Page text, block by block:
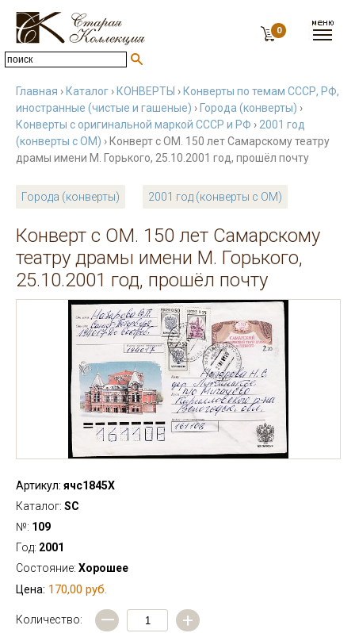
0
Главная › Каталог › КОНВЕРТЫ › Конверты по темам СССР, РФ,
иностранные (чистые и гашеные) › Города (конверты) ›
Конверты с оригинальной маркой СССР и РФ › 2001 год
(конверты с ОМ) › Конверт с ОМ. 150 лет Самарскому театру
драмы имени М. Горького, 25.10.2001 год, прошёл почту
Города (конверты) 2001 год (конверты с ОМ)
Конверт с ОМ. 150 лет Самарскому
театру драмы имени М. Горького,
25.10.2001 год, прошёл почту
Артикул: ячс1845Х
Каталог: SC
№: 109
Год: 2001
Состояние: Хорошее
Цена: 170,00 руб.
Количество:
— +